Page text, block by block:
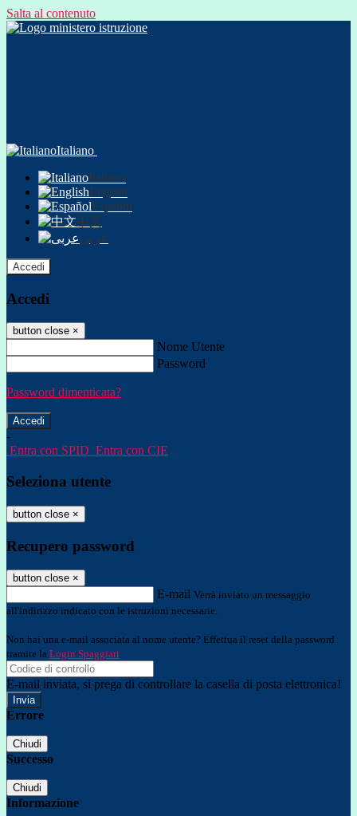
Salta al contenuto
Italiano
Italiano
English
Español
中文
عربى
Accedi
Accedi
button close ×
Nome Utente
Password
Password dimenticata?
-
Entra con SPID Entra con CIE
Seleziona utente
button close ×
Recupero password
button close ×
E-mail Verrà inviato un messaggio
all'indirizzo indicato con le istruzioni necessarie.
Non hai una e-mail associata al nome utente? Effettua il reset della password
tramite la Login Spaggiari
E-mail inviata, si prega di controllare la casella di posta elettronica!
Errore
Chiudi
Successo
Chiudi
Informazione